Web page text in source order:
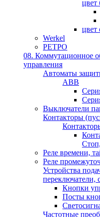
цвет
цвет
Werkel
РЕТРО
08. Коммутационное
управления
Автоматы
ABB
Выключатели
Контакторы
Реле времени,
Реле
Устройства
переключатели,
Кнопки
Посты
Частотные